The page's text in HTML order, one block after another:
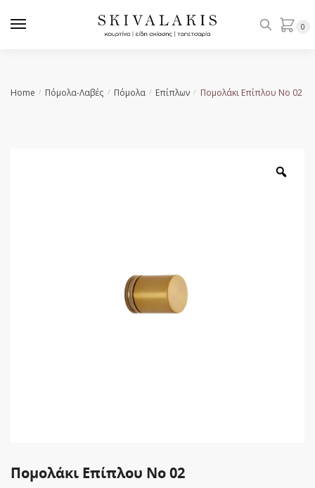
0
Home / Πόμολα-Λαβές / Πόμολα / Επίπλων / Πομολάκι Επίπλου No 02
Πομολάκι Επίπλου No 02